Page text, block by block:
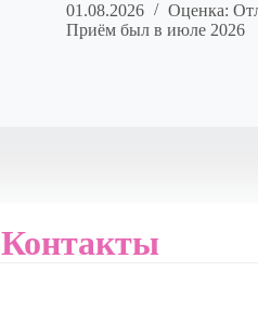
01.08.2026
Оценка:
Приём был в июле 2026
Контакты